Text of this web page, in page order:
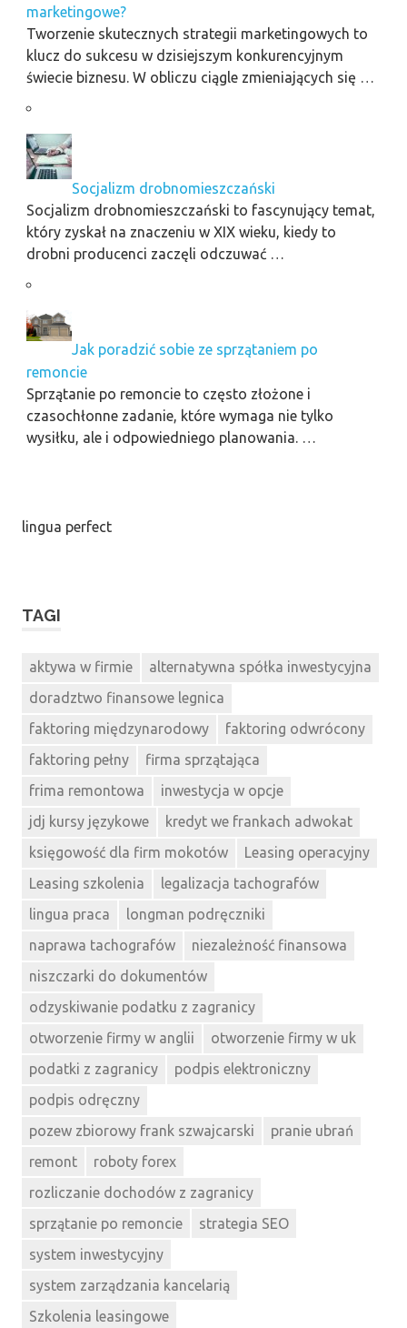
marketingowe?
Tworzenie skutecznych strategii marketingowych to
klucz do sukcesu w dzisiejszym konkurencyjnym
świecie biznesu. W obliczu ciągle zmieniających się …
Socjalizm drobnomieszczański
Socjalizm drobnomieszczański to fascynujący temat,
który zyskał na znaczeniu w XIX wieku, kiedy to
drobni producenci zaczęli odczuwać …
Jak poradzić sobie ze sprzątaniem po
remoncie
Sprzątanie po remoncie to często złożone i
czasochłonne zadanie, które wymaga nie tylko
wysiłku, ale i odpowiedniego planowania. …
lingua perfect
TAGI
aktywa w firmie
alternatywna spółka inwestycyjna
doradztwo finansowe legnica
faktoring międzynarodowy
faktoring odwrócony
faktoring pełny
firma sprzątająca
frima remontowa
inwestycja w opcje
jdj kursy językowe
kredyt we frankach adwokat
księgowość dla firm mokotów
Leasing operacyjny
Leasing szkolenia
legalizacja tachografów
lingua praca
longman podręczniki
naprawa tachografów
niezależność finansowa
niszczarki do dokumentów
odzyskiwanie podatku z zagranicy
otworzenie firmy w anglii
otworzenie firmy w uk
podatki z zagranicy
podpis elektroniczny
podpis odręczny
pozew zbiorowy frank szwajcarski
pranie ubrań
remont
roboty forex
rozliczanie dochodów z zagranicy
sprzątanie po remoncie
strategia SEO
system inwestycyjny
system zarządzania kancelarią
Szkolenia leasingowe